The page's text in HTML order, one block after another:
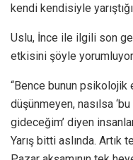
kendi kendisiyle
Uslu, İnce ile ilgili son
etkisini şöyle
“Bence bunun psikolojik
düşünmeyen, nasılsa
gideceğim’ diyen
Yarış bitti aslında. Artık